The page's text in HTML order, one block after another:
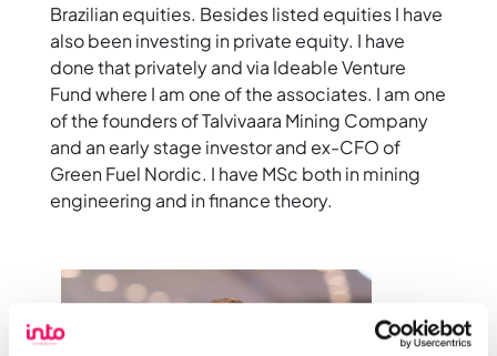
Brazilian equities. Besides listed equities I have
also been investing in private equity. I have
done that privately and via Ideable Venture
Fund where I am one of the associates. I am one
of the founders of Talvivaara Mining Company
and an early stage investor and ex-CFO of
Green Fuel Nordic. I have MSc both in mining
engineering and in finance theory.